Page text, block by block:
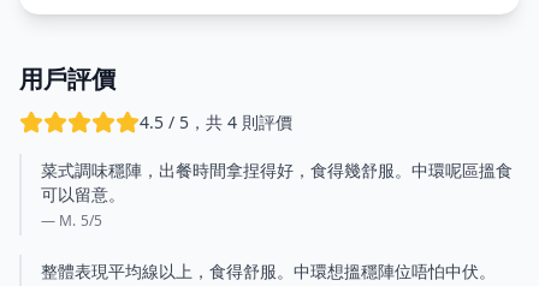
用戶評價
4.5 / 5，共 4 則評價
菜式調味穩陣，出餐時間拿捏得好，食得幾舒服。中環呢區搵食
可以留意。
— M. 5/5
整體表現平均線以上，食得舒服。中環想搵穩陣位唔怕中伏。